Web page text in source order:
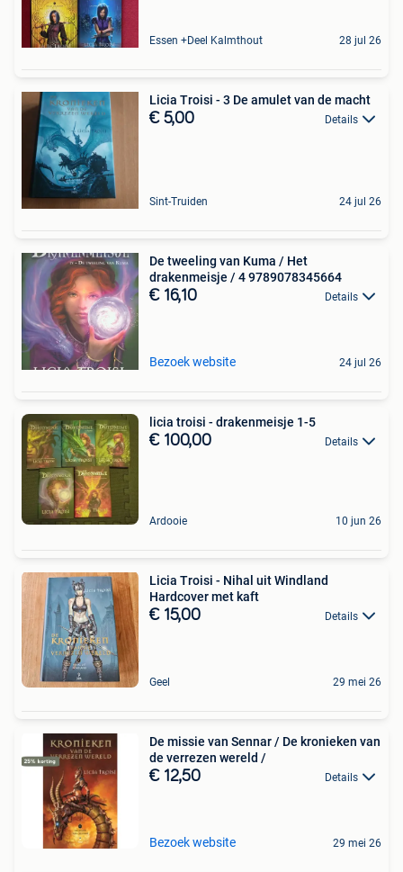
Essen +Deel Kalmthout 28 jul 26
Licia Troisi - 3 De amulet van de macht
€ 5,00 Details
Sint-Truiden 24 jul 26
De tweeling van Kuma / Het
drakenmeisje / 4 9789078345664
€ 16,10 Details
Bezoek website 24 jul 26
licia troisi - drakenmeisje 1-5
€ 100,00 Details
Ardooie 10 jun 26
Licia Troisi - Nihal uit Windland
Hardcover met kaft
€ 15,00 Details
Geel 29 mei 26
De missie van Sennar / De kronieken van
de verrezen wereld /
€ 12,50 Details
Bezoek website 29 mei 26